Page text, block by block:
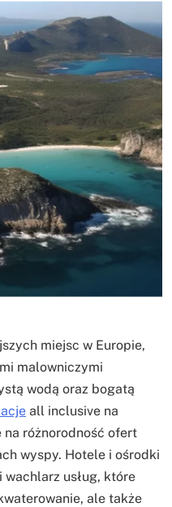
miejsc w Europie,
malowniczymi
wodą oraz bogatą
all inclusive na
różnorodność ofert
wyspy. Hotele i ośrodki
usług, które
ale także